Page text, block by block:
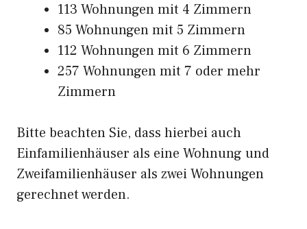
113 Wohnungen mit 4 Zimmern
85 Wohnungen mit 5 Zimmern
112 Wohnungen mit 6 Zimmern
257 Wohnungen mit 7 oder mehr
Zimmern
Bitte beachten Sie, dass hierbei auch
Einfamilienhäuser als eine Wohnung und
Zweifamilienhäuser als zwei Wohnungen
gerechnet werden.